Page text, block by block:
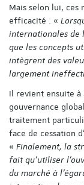
Mais selon lui, ces
efficacité : «
internationales de
que les concepts
intègrent des
largement
Il revient ensuite
gouvernance
traitement
face de cessation
« Finalement, la
fait qu’utiliser
du marché à